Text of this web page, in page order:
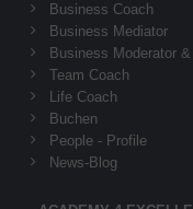
Business Coach
Business Mediator
Business Moderator
Team Coach
Life Coach
Buchen
People - Profile
News-Blog